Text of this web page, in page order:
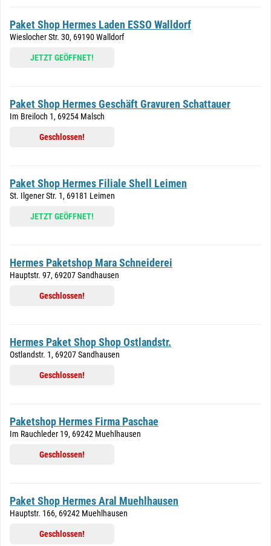
Paket Shop Hermes Laden ESSO Walldorf
Wieslocher Str. 30, 69190 Walldorf
JETZT GEÖFFNET!
Paket Shop Hermes Geschäft Gravuren Schattauer
Im Breiloch 1, 69254 Malsch
Geschlossen!
Paket Shop Hermes Filiale Shell Leimen
St. Ilgener Str. 1, 69181 Leimen
JETZT GEÖFFNET!
Hermes Paketshop Mara Schneiderei
Hauptstr. 97, 69207 Sandhausen
Geschlossen!
Hermes Paket Shop Shop Ostlandstr.
Ostlandstr. 1, 69207 Sandhausen
Geschlossen!
Paketshop Hermes Firma Paschae
Im Rauchleder 19, 69242 Muehlhausen
Geschlossen!
Paket Shop Hermes Aral Muehlhausen
Hauptstr. 166, 69242 Muehlhausen
Geschlossen!